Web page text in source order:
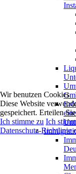
Wir benutzen Cookies
Diese Website
gespeichert. Erteilen
Ich stimme zu Ich
Datenschutz-Richtlinie